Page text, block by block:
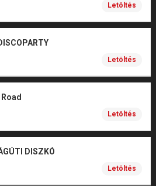
Letöltés
Letöltés
Letöltés
DISZKÓ
Letöltés